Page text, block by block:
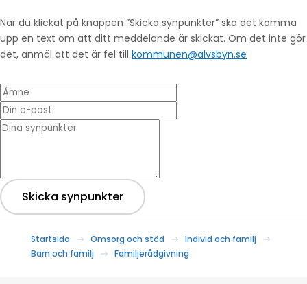
När du klickat på knappen ”Skicka synpunkter” ska det komma
upp en text om att ditt meddelande är skickat. Om det inte gör
det, anmäl att det är fel till kommunen@alvsbyn.se
Ämne
Din e-post
* Dina synpunkter
Skicka synpunkter
Startsida Omsorg och stöd
Individ och familj
Barn och familj
Familjerådgivning